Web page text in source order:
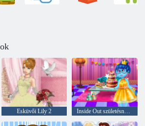
Esküvői Lily 2 Inside Out születésnapi parti